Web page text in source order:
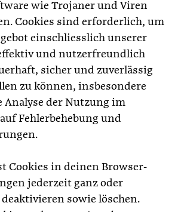
wie Trojaner und Viren
Cookies sind erforderlich, um
einschliesslich unserer
und nutzerfreundlich
sicher und zuverlässig
zu können, insbesondere
Analyse der Nutzung im
Fehlerbehebung und
Cookies in deinen Browser-
jederzeit ganz oder
sowie löschen.